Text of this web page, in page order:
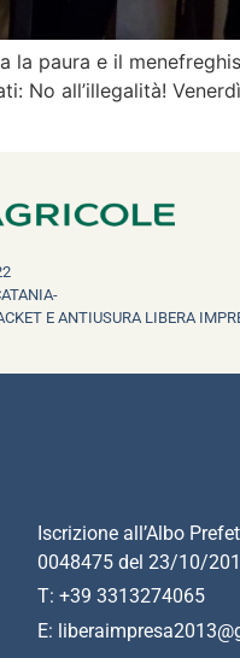
paura e il
No all’illegalità!
E ANTIUSURA LIBERA
Iscrizione all’Albo
0048475 del 23/10/
T: +39 3313274065
E: